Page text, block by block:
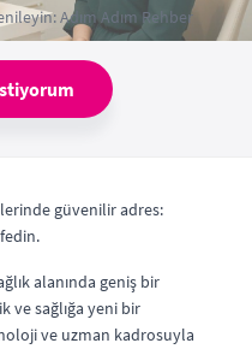
Adım Adım Rehber
güvenilir adres:
alanında geniş bir
ve sağlığa yeni bir
ve uzman kadrosuyla